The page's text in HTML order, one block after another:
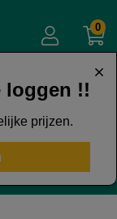
loggen !!
prijzen.
0